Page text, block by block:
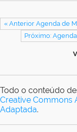
« Anterior Agenda de
Próximo:
Todo o conteúdo
Creative Commons
Adaptada.